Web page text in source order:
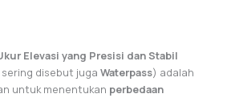
Elevasi yang Presisi dan Stabil
disebut juga Waterpass) adalah
untuk menentukan perbedaan